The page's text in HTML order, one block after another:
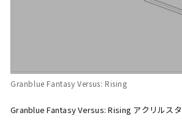
Granblue Fantasy Versus: Rising
Granblue Fantasy Versus: Rising アクリルス